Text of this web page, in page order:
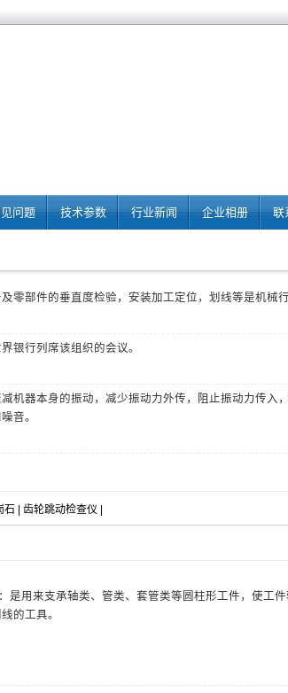
问题 技术参数 行业新闻 企业相册 联
零部件的垂直度检验，安装加工定位，划线等是机械
银行列席该组织的会议。
机器本身的振动，减少振动力外传，阻止振动力传入
音。
石 齿轮跳动检查仪
是用来支承轴类、管类、套管类等圆柱形工件，使工件
的工具。